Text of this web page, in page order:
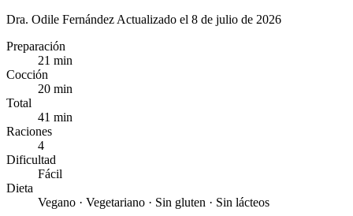
Dra. Odile Fernández Actualizado el 8 de julio de 2026
Preparación
21 min
Cocción
20 min
Total
41 min
Raciones
4
Dificultad
Fácil
Dieta
Vegano · Vegetariano · Sin gluten · Sin lácteos